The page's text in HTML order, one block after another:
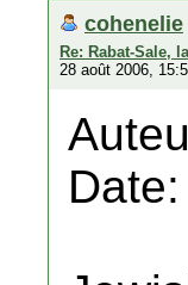
cohenelie
Re: Rabat-Sale,
28 août 2006,